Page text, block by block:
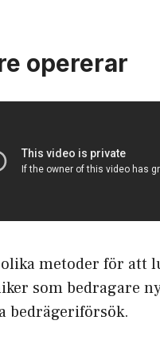
opererar
metoder för att
som bedragare
bedrägeriförsök.